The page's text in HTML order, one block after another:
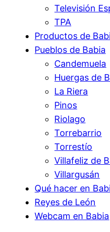
Televisión
TPA
Productos de
Pueblos de Babia
Candemuela
Huergas de
La Riera
Pinos
Riolago
Torrebarrio
Torrestío
Villafeliz de
Villargusán
Qué hacer en
Reyes de León
Webcam en Babia